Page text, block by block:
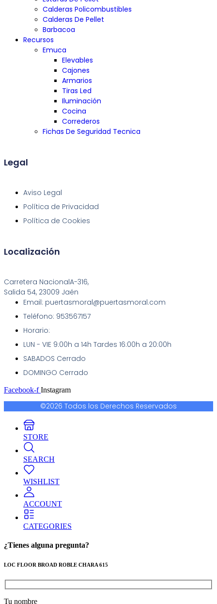
Calderas Policombustibles
Calderas De Pellet
Barbacoa
Recursos
Emuca
Elevables
Cajones
Armarios
Tiras Led
Iluminación
Cocina
Correderos
Fichas De Seguridad Tecnica
Legal
Aviso Legal
Política de Privacidad
Política de Cookies
Localización
Carretera NacionalA-316,
Salida 54, 23009 Jaén
Email: puertasmoral@puertasmoral.com
Teléfono: 953567157
Horario:
LUN - VIE 9:00h a 14h Tardes 16:00h a 20:00h
SABADOS Cerrado
DOMINGO Cerrado
Facebook-f Instagram
©2026 Todos los Derechos Reservados
STORE
SEARCH
WISHLIST
ACCOUNT
CATEGORIES
¿Tienes alguna pregunta?
LOC FLOOR BROAD ROBLE CHARA 615
Tu nombre